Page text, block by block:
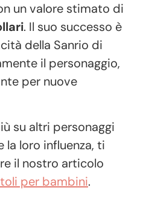
un valore stimato di
. Il suo successo è
della Sanrio di
il personaggio,
per nuove
su altri personaggi
loro influenza, ti
il nostro articolo
per bambini.